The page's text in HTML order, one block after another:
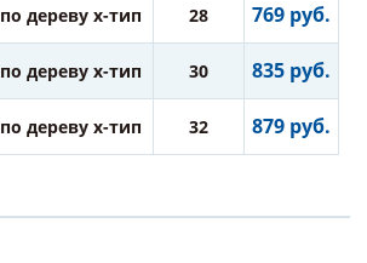
по дереву х-тип 28 769 руб.
по дереву х-тип 30 835 руб.
по дереву х-тип 32 879 руб.